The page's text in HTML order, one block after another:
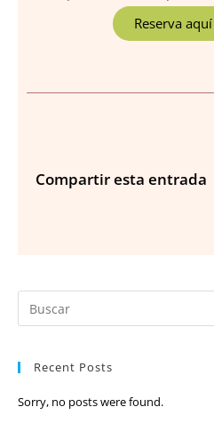
Reserva
Compartir esta entrada
Recent Posts
Sorry, no posts were found.